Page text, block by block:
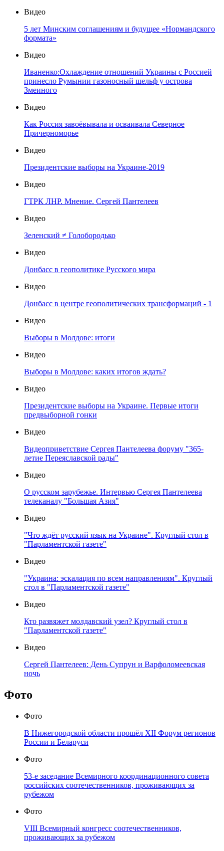
Видео
5 лет Минским соглашениям и будущее «Нормандского
формата»
Видео
Иваненко:Охлаждение отношений Украины с Россией
принесло Румынии газоносный шельф у острова
Змеиного
Видео
Как Россия завоёвывала и осваивала Северное
Причерноморье
Видео
Президентские выборы на Украине-2019
Видео
ГТРК ЛНР. Мнение. Сергей Пантелеев
Видео
Зеленский ≠ Голобородько
Видео
Донбасс в геополитике Русского мира
Видео
Донбасс в центре геополитических трансформаций - 1
Видео
Выборы в Молдове: итоги
Видео
Выборы в Молдове: каких итогов ждать?
Видео
Президентские выборы на Украине. Первые итоги
предвыборной гонки
Видео
Видеоприветствие Сергея Пантелеева форуму "365-
летие Переяславской рады"
Видео
О русском зарубежье. Интервью Сергея Пантелеева
телеканалу "Большая Азия"
Видео
"Что ждёт русский язык на Украине". Круглый стол в
"Парламентской газете"
Видео
"Украина: эскалация по всем направлениям". Круглый
стол в "Парламентской газете"
Видео
Кто развяжет молдавский узел? Круглый стол в
"Парламентской газете"
Видео
Сергей Пантелеев: День Супрун и Варфоломеевская
ночь
Фото
Фото
В Нижегородской области прошёл XII Форум регионов
России и Беларуси
Фото
53-е заседание Всемирного координационного совета
российских соотечественников, проживающих за
рубежом
Фото
VIII Всемирный конгресс соотечественников,
проживающих за рубежом